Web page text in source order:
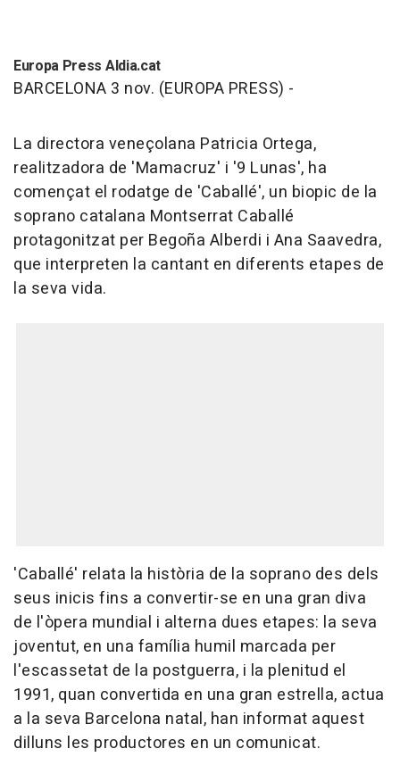
Europa Press Aldia.cat
BARCELONA 3 nov. (EUROPA PRESS) -
La directora veneçolana Patricia Ortega,
realitzadora de 'Mamacruz' i '9 Lunas', ha
començat el rodatge de 'Caballé', un biopic de la
soprano catalana Montserrat Caballé
protagonitzat per Begoña Alberdi i Ana Saavedra,
que interpreten la cantant en diferents etapes de
la seva vida.
'Caballé' relata la història de la soprano des dels
seus inicis fins a convertir-se en una gran diva
de l'òpera mundial i alterna dues etapes: la seva
joventut, en una família humil marcada per
l'escassetat de la postguerra, i la plenitud el
1991, quan convertida en una gran estrella, actua
a la seva Barcelona natal, han informat aquest
dilluns les productores en un comunicat.